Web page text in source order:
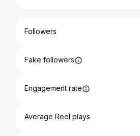
Followers
Fake followers
Engagement rate
Average Reel plays